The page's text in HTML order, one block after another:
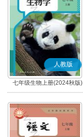
人教版
七年级生物上册(2024秋版)